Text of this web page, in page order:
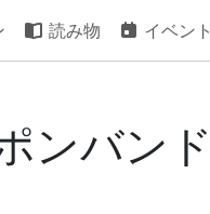
読み物 イベント
ンバンド